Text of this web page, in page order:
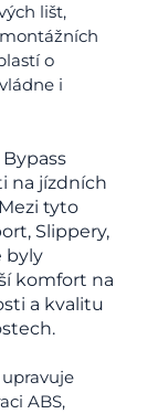
lišt,
o
i
na jízdních
tyto
Slippery,
byly
komfort na
a kvalitu
ABS,